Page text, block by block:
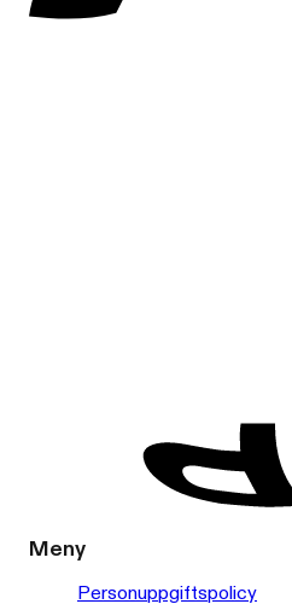
Meny
Personuppgiftspolicy